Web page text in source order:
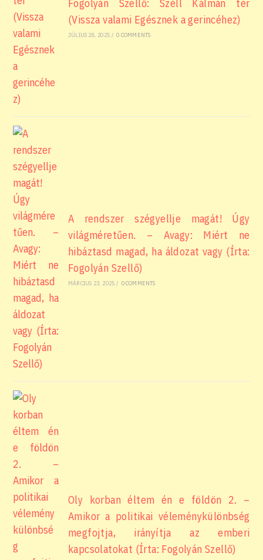
Fogolyán Szellő: Széll Kálmán tér
(Vissza valami Egésznek a gerincéhez)
JÚLIUS 28, 2025 / 0 COMMENTS
A rendszer szégyellje magát! Úgy
világméretűen. – Avagy: Miért ne
hibáztasd magad, ha áldozat vagy (Írta:
Fogolyán Szellő)
MÁRCIUS 23, 2025 / 0 COMMENTS
Oly korban éltem én e földön 2. –
Amikor a politikai véleménykülönbség
megfojtja, irányítja az emberi
kapcsolatokat (Írta: Fogolyán Szellő)